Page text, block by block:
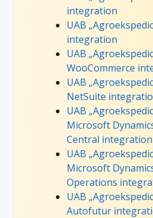
integration
UAB
integration
UAB
WooCommerce
UAB
NetSuite
UAB
Microsoft
Central integration
UAB
Microsoft
Operations
UAB
Autofutur